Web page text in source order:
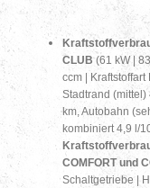
CLUB (61 kW |
ccm |
Stadtrand
km, Autobahn
kombiniert 4,9 l/
COMFORT und
Schaltgetriebe |